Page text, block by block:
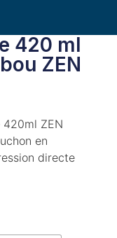
420 ml
ZEN
ZEN
en
directe